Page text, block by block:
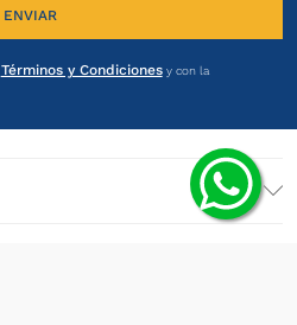
ENVIAR
Términos y Condicionesy con la